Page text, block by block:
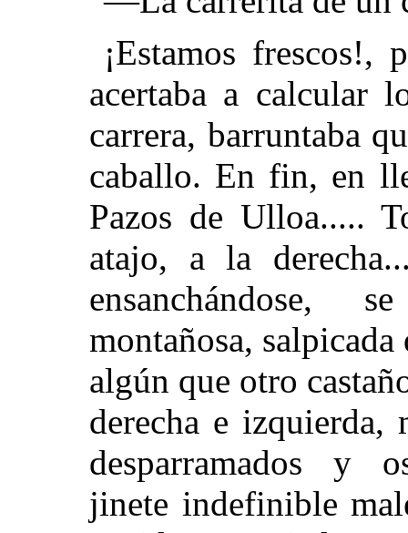
¡Estamos
acertaba a calcular
carrera, barruntaba
caballo. En fin, en
Pazos de Ulloa.....
atajo, a la
ensanchándose,
montañosa,
algún que otro
derecha e izquierda,
desparramados y
jinete indefinible